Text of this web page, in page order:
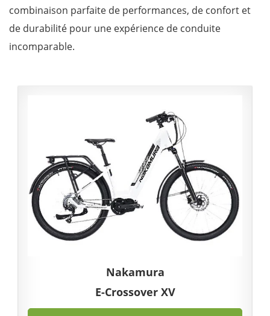
combinaison parfaite de performances, de confort et
de durabilité pour une expérience de conduite
incomparable.
Nakamura
E-Crossover XV